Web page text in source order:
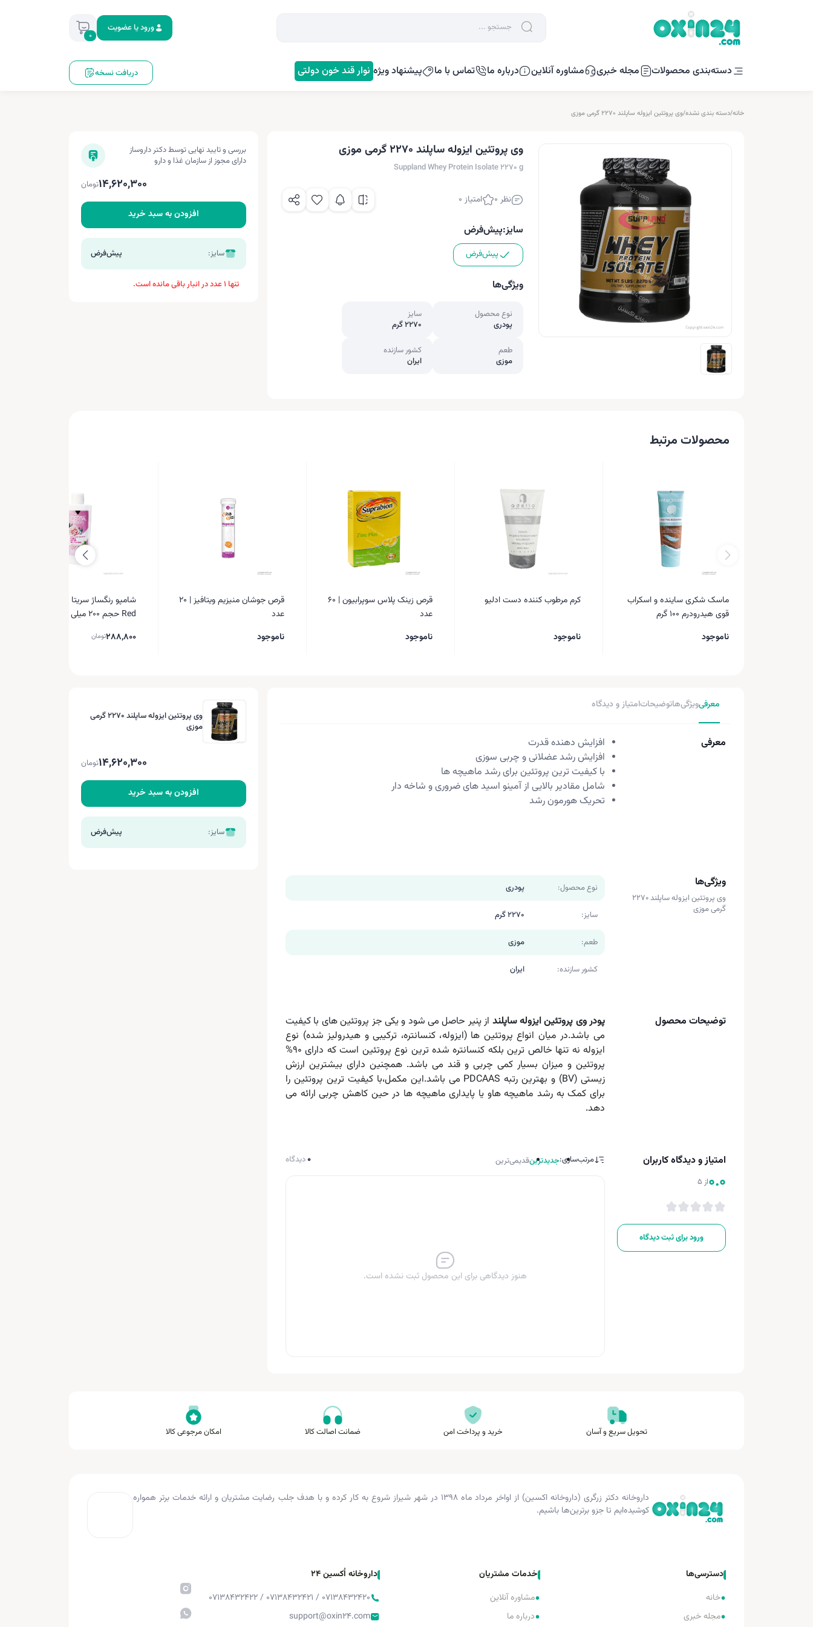
ورود یا عضویت
0
دسته‌بندی محصولات مجله خبری مشاوره آنلاین درباره ما تماس با ما پیشنهاد ویژه نوار قند خون دولتی دریافت نسخه
خانه/دسته بندی نشده/وی پروتئین ایزوله ساپلند 2270 گرمی موزی
وی پروتئین ایزوله ساپلند 2270 گرمی موزی
Suppland Whey Protein Isolate 2270 g
نظر 0 امتیاز 0
سایز:پیش‌فرض
پیش‌فرض
ویژگی‌ها
نوع محصول
پودری
سایز
2270 گرم
طعم
موزی
کشور سازنده
ایران
بررسی و تایید نهایی توسط دکتر داروساز
دارای مجوز از سازمان غذا و دارو
14,620,300تومان
افزودن به سبد خرید
سایز: پیش‌فرض
تنها 1 عدد در انبار باقی مانده است.
محصولات مرتبط
ماسک شکری ساینده و اسکراب
قوی هیدرودرم 100 گرم
ناموجود
کرم مرطوب کننده دست ادلیو
ناموجود
قرص زینک پلاس سوپرابیون | 60
عدد
ناموجود
قرص جوشان منیزیم ویتافیز | 20
عدد
ناموجود
Red حجم 200 میلی لیتر
288,800تومان
معرفیویژگی‌هاتوضیحاتامتیاز و دیدگاه
معرفی
افزایش دهنده قدرت
افزایش رشد عضلانی و چربی سوزی
با کیفیت ترین پروتئین برای رشد ماهیچه ها
شامل مقادیر بالایی از آمینو اسید های ضروری و شاخه دار
تحریک هورمون رشد
ویژگی‌ها
وی پروتئین ایزوله ساپلند 2270
گرمی موزی
نوع محصول: پودری
سایز: 2270 گرم
طعم: موزی
کشور سازنده: ایران
توضیحات محصول پودر وی پروتئین ایزوله ساپلند از پنیر حاصل می شود و یکی جز پروتئین های با کیفیت
می باشد.در میان انواع پروتئین ها (ایزوله، کنسانتره، ترکیبی و هیدرولیز شده) نوع
ایزوله نه تنها خالص ترین بلکه کنسانتره شده ترین نوع پروتئین است که دارای ۹۰%
پروتئین و میزان بسیار کمی چربی و قند می باشد. همچنین دارای بیشترین ارزش
زیستی (BV) و بهترین رتبه PDCAAS می باشد.این مکمل،با کیفیت ترین پروتئین را
برای کمک به رشد ماهیچه هاو یا پایداری ماهیچه ها در حین کاهش چربی ارائه می
دهد.
امتیاز و دیدگاه کاربران
0.0از 5
ورود برای ثبت دیدگاه
مرتب‌سازی:جدیدترینقدیمی‌ترین 0دیدگاه
هنوز دیدگاهی برای این محصول ثبت نشده است.
وی پروتئین ایزوله ساپلند 2270 گرمی
موزی
14,620,300تومان
افزودن به سبد خرید
سایز: پیش‌فرض
تحویل سریع و آسان خرید و پرداخت امن ضمانت اصالت کالا امکان مرجوعی کالا
داروخانه دکتر زرگری (داروخانه اکسین) از اواخر مرداد ماه ۱۳۹۸ در شهر شیراز شروع به کار کرده و با هدف جلب رضایت مشتریان و ارائه خدمات برتر همواره
کوشیده‌ایم تا جزو برترین‌ها باشیم.
دسترسی‌ها
•خانه
•مجله خبری
خدمات مشتریان
•مشاوره آنلاین
•درباره ما
داروخانه اُکسین 24
۰۷۱۳۸۴۳۲۴۲۰ / ۰۷۱۳۸۴۳۲۴۲۱ / ۰۷۱۳۸۴۳۲۴۲۲
support@oxin24.com